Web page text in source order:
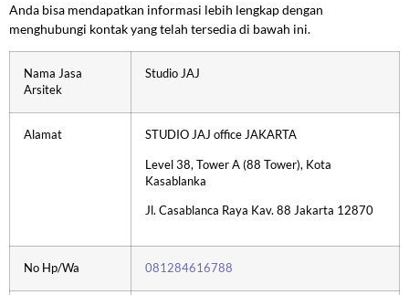
Anda bisa mendapatkan informasi lebih lengkap dengan
menghubungi kontak yang telah tersedia di bawah ini.
Nama Jasa
Arsitek
Studio JAJ
Alamat STUDIO JAJ office JAKARTA
Level 38, Tower A (88 Tower), Kota
Kasablanka
Jl. Casablanca Raya Kav. 88 Jakarta 12870
No Hp/Wa 081284616788